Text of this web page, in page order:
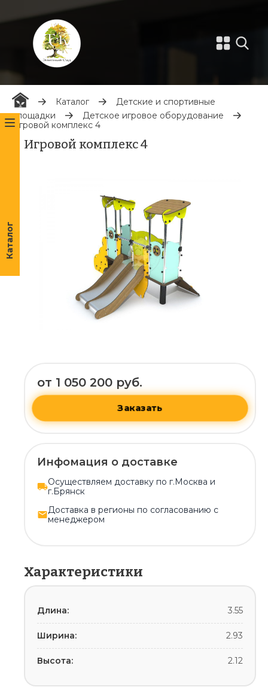
Каталог
Детские и спортивные
площадки
Детское игровое оборудование
Игровой комплекс 4
Игровой комплекс 4
Каталог
от 1 050 200 руб.
Заказать
Инфомация о доставке
Осуществляем доставку по г.Москва и
г.Брянск
Доставка в регионы по согласованию с
менеджером
Характеристики
Длина: 3.55
Ширина: 2.93
Высота: 2.12